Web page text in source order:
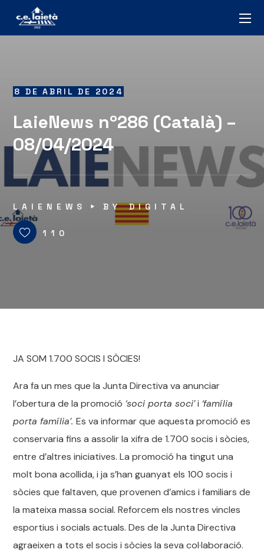
8 DE ABRIL DE 2024
LaieNews nº286 (Català) –
08/04/2024
LAIENEWS BYDIGITAL
110
JA SOM 1.700 SOCIS I SÒCIES!
Ara fa un mes que la Junta Directiva va anunciar
l’obertura de la promoció ‘soci porta soci’i ‘família
porta família’.Es va informar que aquesta promoció es
conservaria fins a assolir la xifra de 1.700 socis i sòcies,
entre d’altres iniciatives. La promoció ha tingut una
molt bona acollida, i ja s’han guanyat els 100 socis i
sòcies que faltaven, que provenen d’amics i familiars de
la mateixa massa social. Reforcem els nostres vincles
esportius i socials actuals. Des de la Junta Directiva
agraeixen a tots el socis i sòcies la seva col·laboració.